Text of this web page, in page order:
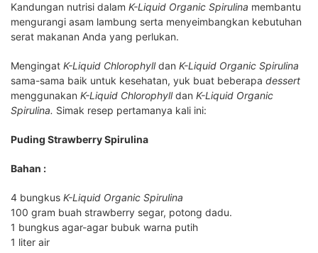
Kandungan nutrisi dalam K-Liquid Organic Spirulina membantu
mengurangi asam lambung serta menyeimbangkan kebutuhan
serat makanan Anda yang perlukan.
Mengingat K-Liquid Chlorophylldan K-Liquid Organic Spirulina
sama-sama baik untuk kesehatan, yuk buat beberapa dessert
menggunakan K-Liquid Chlorophylldan K-Liquid Organic
Spirulina. Simak resep pertamanya kali ini:
Puding Strawberry Spirulina
Bahan :
4 bungkus K-Liquid Organic Spirulina
100 gram buah strawberry segar, potong dadu.
1 bungkus agar-agar bubuk warna putih
1 liter air